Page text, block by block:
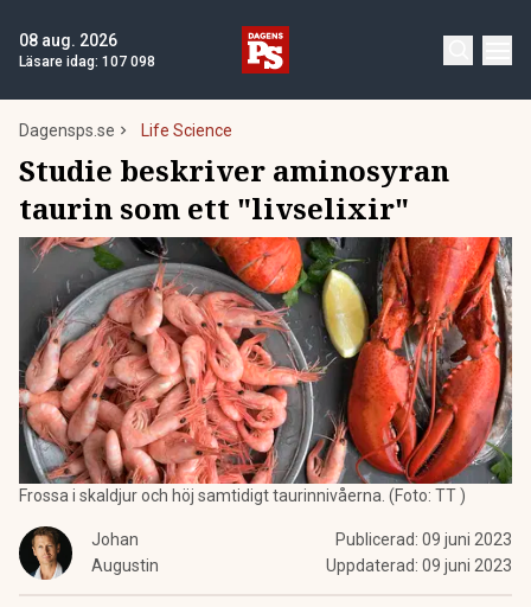
08 aug. 2026
Läsare idag: 107 098
Dagensps.se Life Science
Studie beskriver aminosyran
taurin som ett "livselixir"
Frossa i skaldjur och höj samtidigt taurinnivåerna. (Foto: TT )
Johan
Augustin
Publicerad: 09 juni 2023
Uppdaterad: 09 juni 2023